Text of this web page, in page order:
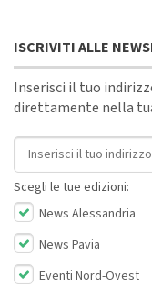
ISCRIVITI ALLE
Inserisci il tuo
direttamente nella
Indirizzo email
Scegli le tue edizioni:
News Alessandria
News Pavia
Eventi Nord-Ovest